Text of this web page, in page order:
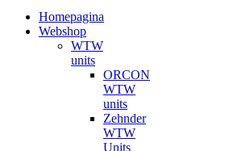
Homepagina
Webshop
WTW
units
ORCON
WTW
units
Zehnder
WTW
Units